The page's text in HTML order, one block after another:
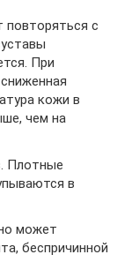
повторяться с
При
кожи в
чем на
Плотные
в
может
беспричинной